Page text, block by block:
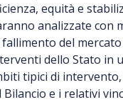
equità e
con
del
dello Stato in
tipici di intervento,
e i relativi